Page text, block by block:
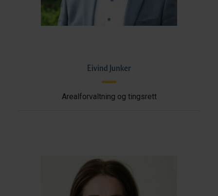
Eivind Junker
Arealforvaltning og tingsrett